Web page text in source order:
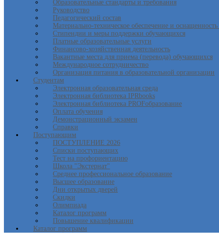
Образовательные стандарты и требования
Руководство
Педагогический состав
Материально-техническое обеспечение и
Стипендии и меры поддержки обучающихся
Платные образовательные услуги
Финансово-хозяйственная деятельность
Вакантные места для приема (перевода) обучающихся
Международное сотрудничество
Организация питания в образовательной организации
Студентам
Электронная образовательная среда
Электронная библиотека IPRbooks
Электронная библиотека PROFобразование
Оплата обучения
Демонстрационный экзамен
Справки
Поступающим
ПОСТУПЛЕНИЕ 2026
Списки поступающих
Тест на профориентацию
Школа "Экстернат"
Среднее профессиональное образование
Высшее образование
Дни открытых дверей
Скидки
Олимпиада
Каталог программ
Повышение квалификации
Каталог программ